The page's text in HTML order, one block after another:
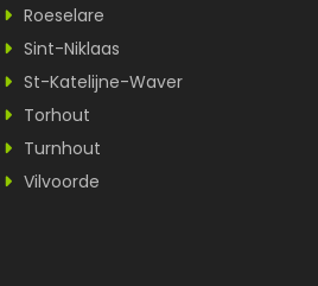
Roeselare
Sint-Niklaas
St-Katelijne-Waver
Torhout
Turnhout
Vilvoorde